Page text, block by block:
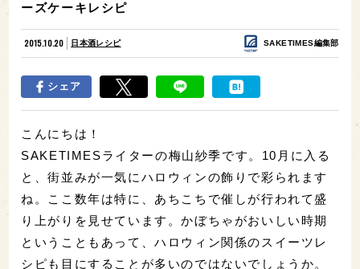
ーズケーキレシピ
2015.10.20 日本酒レシピ SAKETIMES編集部
シェア
こんにちは！
SAKETIMESライターの梅山紗季です。10月に入る
と、街並みが一気にハロウィンの飾りで彩られます
ね。ここ数年は特に、あちこちで催しが行われて盛
り上がりを見せています。かぼちゃがおいしい時期
ということもあって、ハロウィン関係のスイーツレ
シピも目にすることが多いのではないでしょうか。